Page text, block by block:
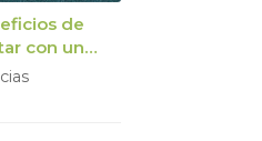
de
con un
de